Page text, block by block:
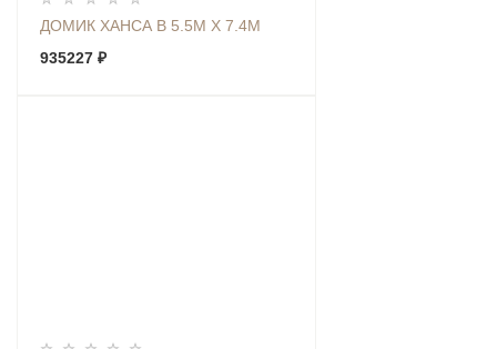
ДОМИК ХАНСА В 5.5М Х 7.4М
935227 ₽